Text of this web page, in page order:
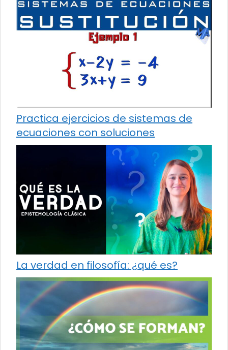
Practica ejercicios de sistemas de
ecuaciones con soluciones
La verdad en filosofía: ¿qué es?